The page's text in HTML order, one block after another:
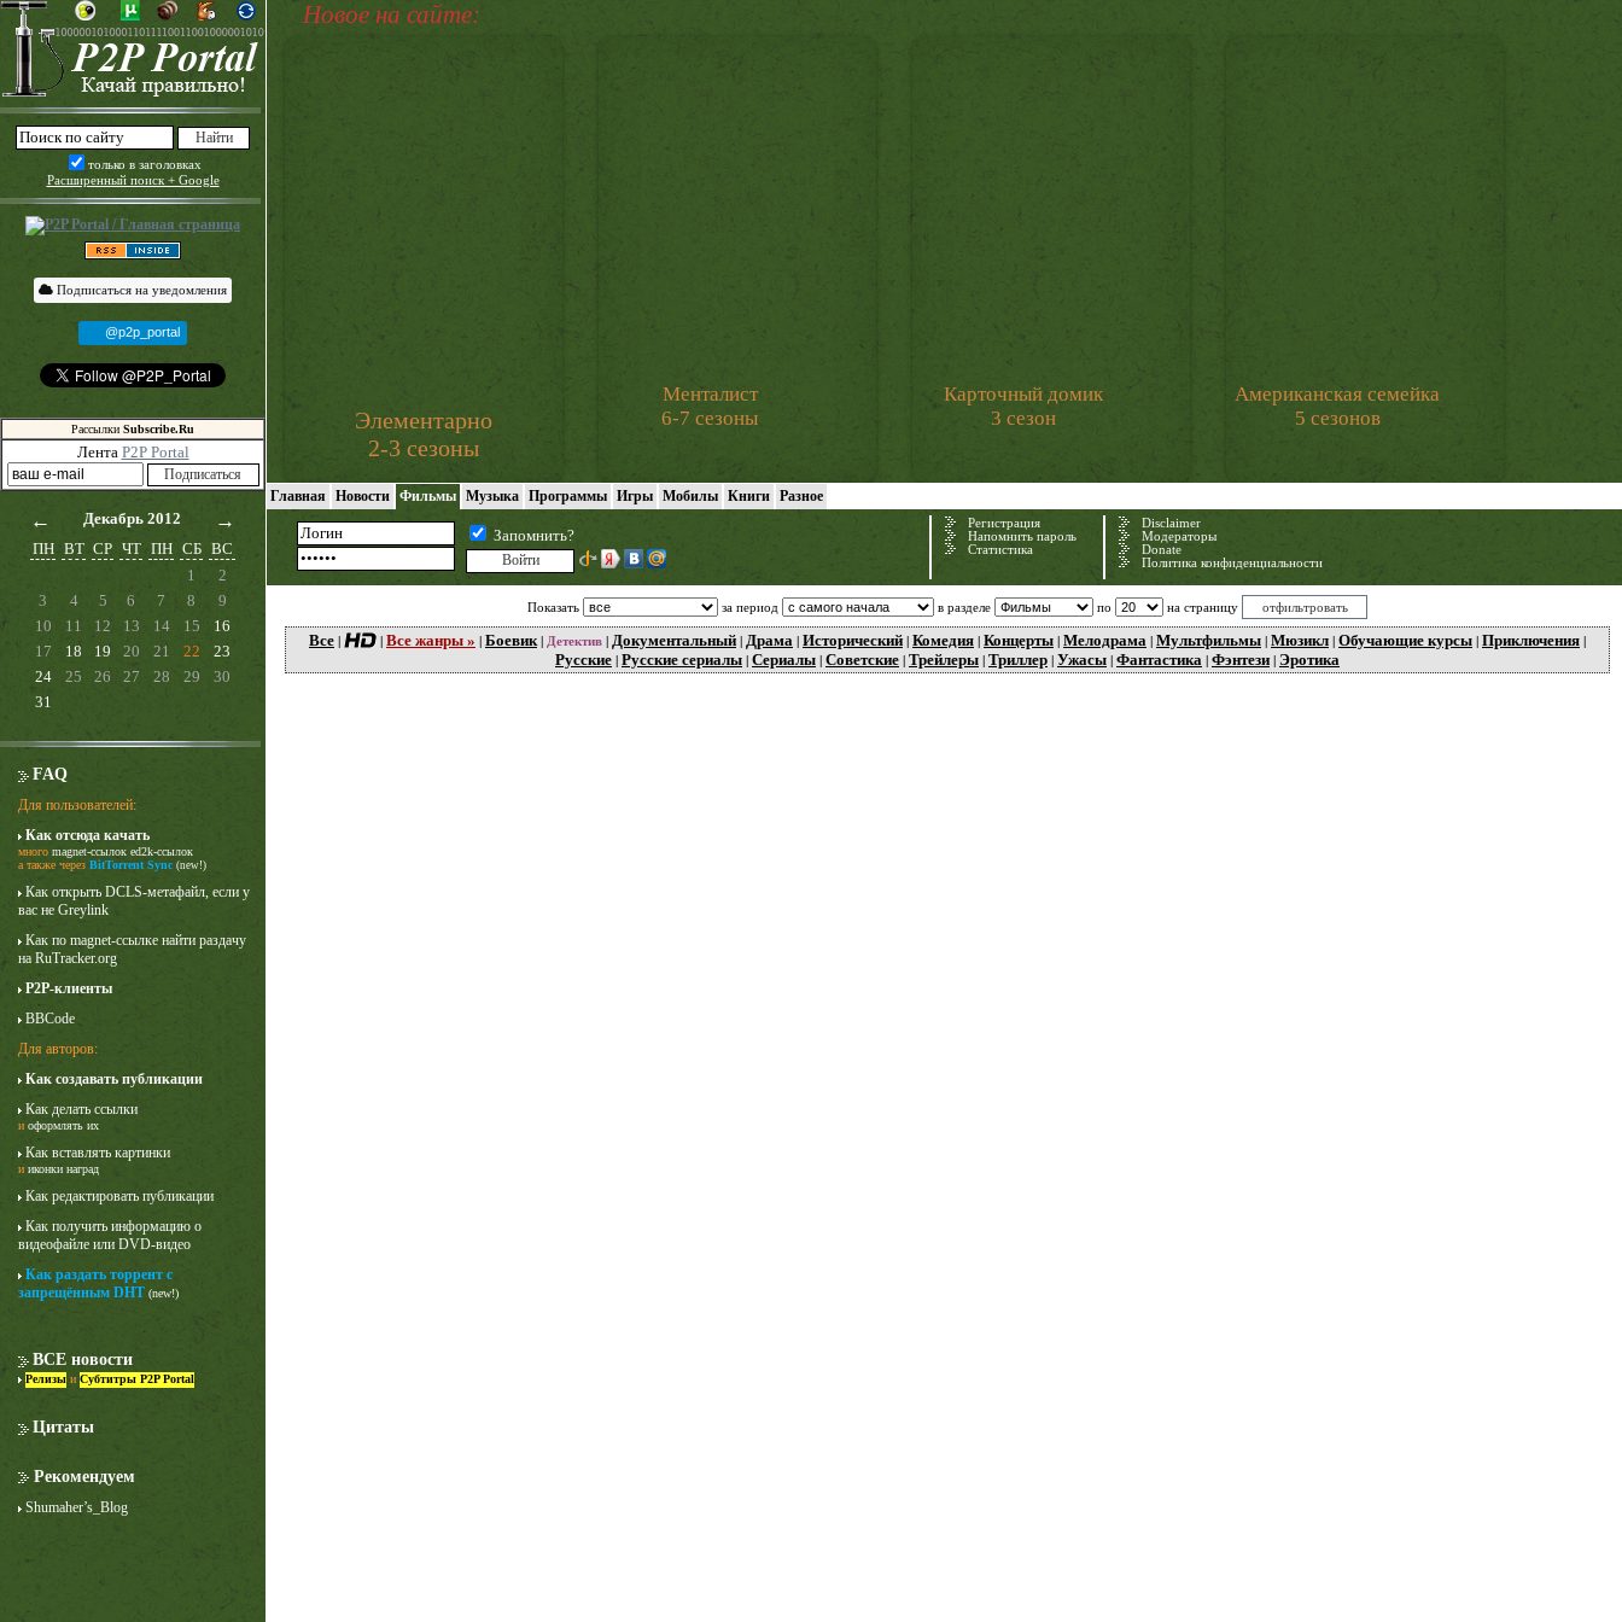
только в заголовках
Расширенный поиск + Google
Подписаться на уведомления
@p2p_portal
Рассылки Subscribe.Ru
Лента P2P Portal
← Декабрь 2012 →
ПН ВТ СР ЧТ ПН СБ ВС
1
2
3
4 5 6 7 8
9
10
11 12 13 14 15
16
17
18 19 20 21 22
23
24
25 26 27 28 29
30
31
FAQ
Для пользователей:
Как отсюда качать
много magnet-ссылок ed2k-ссылок
а также через BitTorrent Sync (new!)
Как открыть DCLS-метафайл, если у
вас не Greylink
Как по magnet-ссылке найти раздачу
на RuTracker.org
P2P-клиенты
BBCode
Для авторов:
Как создавать публикации
Как делать ссылки
и оформлять их
Как вставлять картинки
и иконки наград
Как редактировать публикации
Как получить информацию о
видеофайле или DVD-видео
Как раздать торрент с
запрещённым DHT (new!)
ВСЕ новости
Релизы и Субтитры P2P Portal
Цитаты
Рекомендуем
Shumaher’s_Blog
Новое на сайте:
Элементарно
2-3 сезоны
Менталист
6-7 сезоны
Карточный домик
3 сезон
Американская семейка
5 сезонов
Главная Новости Фильмы Музыка Программы Игры Мобилы Книги Разное
Запомнить?
Регистрация
Напомнить пароль
Статистика
Disclaimer
Модераторы
Donate
Политика конфиденциальности
Показать за период в разделе по на страницу
Все Все жанры » Боевик Детектив Документальный Драма Исторический Комедия Концерты Мелодрама Мультфильмы Мюзикл Обучающие курсы Приключения
Русские Русские сериалы Сериалы Советские Трейлеры Триллер Ужасы Фантастика Фэнтези Эротика